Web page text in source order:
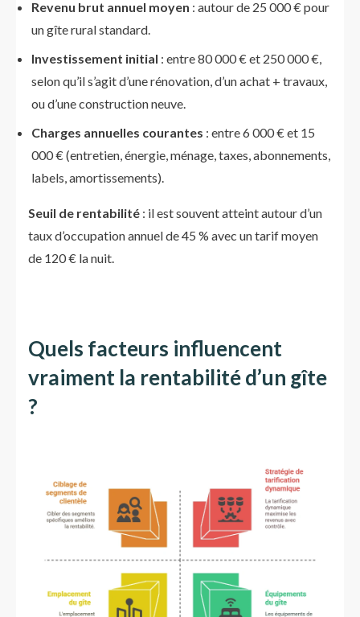
Revenu brut annuel moyen : autour de 25 000 € pour
un gîte rural standard.
Investissement initial : entre 80 000 € et 250 000 €,
selon qu’il s’agit d’une rénovation, d’un achat + travaux,
ou d’une construction neuve.
Charges annuelles courantes : entre 6 000 € et 15
000 € (entretien, énergie, ménage, taxes, abonnements,
labels, amortissements).
Seuil de rentabilité : il est souvent atteint autour d’un
taux d’occupation annuel de 45 % avec un tarif moyen
de 120 € la nuit.
Quels facteurs influencent
vraiment la rentabilité d’un gîte
?